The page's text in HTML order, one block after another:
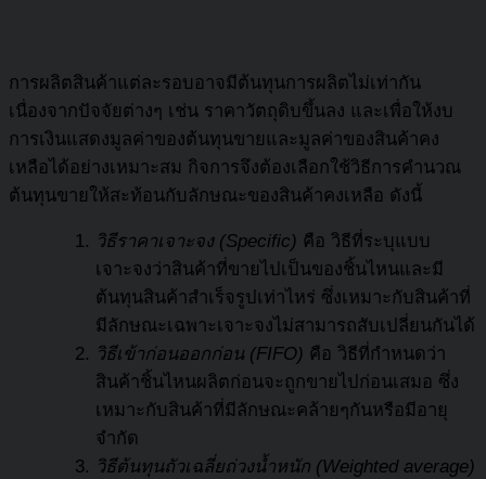
การผลิตสินค้าแต่ละรอบอาจมีต้นทุนการผลิตไม่เท่ากัน
เนื่องจากปัจจัยต่างๆ เช่น ราคาวัตถุดิบขึ้นลง และเพื่อให้งบ
การเงินแสดงมูลค่าของต้นทุนขายและมูลค่าของสินค้าคง
เหลือได้อย่างเหมาะสม กิจการจึงต้องเลือกใช้วิธีการคำนวณ
ต้นทุนขายให้สะท้อนกับลักษณะของสินค้าคงเหลือ ดังนี้
วิธีราคาเจาะจง (Specific) คือ วิธีที่ระบุแบบ
เจาะจงว่าสินค้าที่ขายไปเป็นของชิ้นไหนและมี
ต้นทุนสินค้าสำเร็จรูปเท่าไหร่ ซึ่งเหมาะกับสินค้าที่
มีลักษณะเฉพาะเจาะจงไม่สามารถสับเปลี่ยนกันได้
วิธีเข้าก่อนออกก่อน (FIFO) คือ วิธีที่กำหนดว่า
สินค้าชิ้นไหนผลิตก่อนจะถูกขายไปก่อนเสมอ ซึ่ง
เหมาะกับสินค้าที่มีลักษณะคล้ายๆกันหรือมีอายุ
จำกัด
วิธีต้นทุนถัวเฉลี่ยถ่วงน้ำหนัก (Weighted average)